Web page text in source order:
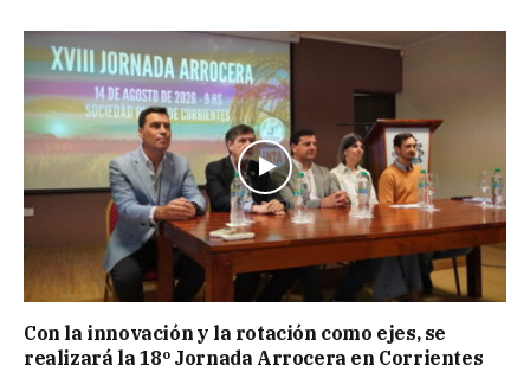
Con la innovación y la rotación como ejes, se
realizará la 18º Jornada Arrocera en Corrientes